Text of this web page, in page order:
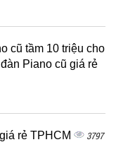
cũ tầm 10 triệu cho
Piano cũ giá rẻ
rẻ TPHCM 3797